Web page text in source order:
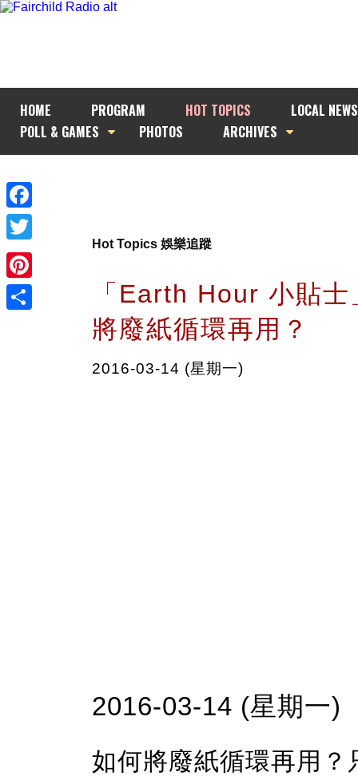
HOME PROGRAM HOT TOPICS
LOCAL NEWS
POLL & GAMES
PHOTOS ARCHIVES
Facebook
Twitter
Pinterest
Hot Topics 娛樂追蹤
「Earth Hour 小貼士
將廢紙循環再用？
2016-03-14 (星期一)
2016-03-14 (星期一)
如何將廢紙循環再用